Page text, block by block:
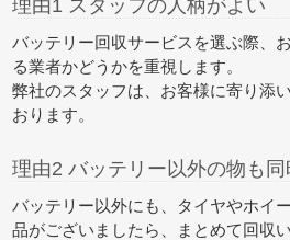
理由1 スタッフの人柄がよい
バッテリー回収サービスを選ぶ際、
る業者かどうかを重視します。
弊社のスタッフは、お客様に寄り添
おります。
理由2 バッテリー以外の物も
バッテリー以外にも、タイヤやホイ
品がございましたら、
まとめて回収